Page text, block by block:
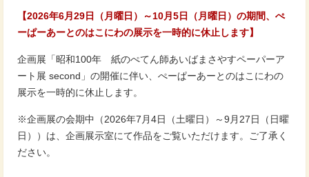
【2026年6月29日（月曜日）～10月5日（月曜日）の期間、ぺ
ーぱーあーとのはこにわの展示を一時的に休止します】
企画展「昭和100年 紙のぺてん師あいばまさやすペーパーア
ート展 second」の開催に伴い、ぺーぱーあーとのはこにわの
展示を一時的に休止します。
※企画展の会期中（2026年7月4日（土曜日）～9月27日（日曜
日））は、企画展示室にて作品をご覧いただけます。ご了承く
ださい。